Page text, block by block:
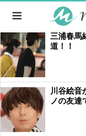
三浦春馬
道！！
川谷絵音
ノの友達